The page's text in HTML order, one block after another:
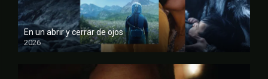
En un abrir y cerrar de ojos
2026
FULL HD